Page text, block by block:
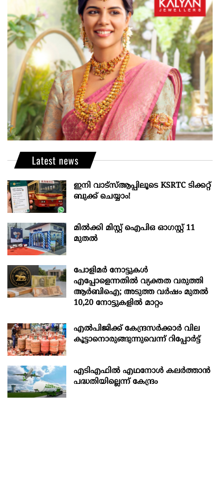
Latest news
ഇനി വാട്‌സ്ആപ്പിലൂടെ KSRTC ടിക്കറ്റ്
ബുക്ക് ചെയ്യാം!
മില്‍ക്കി മിസ്റ്റ്‌ ഐപിഒ ഓഗസ്റ്റ്‌ 11
മുതല്‍
പോളിമർ നോട്ടുകൾ
എപ്പോളെന്നതിൽ വ്യക്തത വരുത്തി
ആർബിഐ; അടുത്ത വർഷം മുതൽ
10,20 നോട്ടുകളിൽ മാറ്റം
എല്‍പിജിക്ക് കേന്ദ്രസർക്കാർ വില
കൂട്ടാനൊരുങ്ങുന്നുവെന്ന് റിപ്പോർട്ട്
എടിഎഫില്‍ എഥനോള്‍ കലര്‍ത്താന്‍
പദ്ധതിയില്ലെന്ന് കേന്ദ്രം